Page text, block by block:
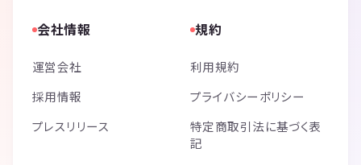
会社情報
運営会社
採用情報
プレスリリース
規約
利用規約
プライバシーポリシー
特定商取引法に基づく表
記